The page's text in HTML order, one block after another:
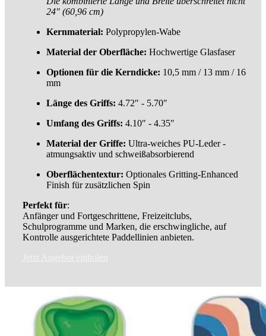
24″ (60,96 cm)
Kernmaterial: Polypropylen-Wabe
Material der Oberfläche: Hochwertige Glasfaser
Optionen für die Kerndicke: 10,5 mm / 13 mm / 16
mm
Länge des Griffs: 4.72″ - 5.70″
Umfang des Griffs: 4.10″ - 4.35″
Material der Griffe: Ultra-weiches PU-Leder -
atmungsaktiv und schweißabsorbierend
Oberflächentextur: Optionales Gritting-Enhanced
Finish für zusätzlichen Spin
Perfekt für:
Anfänger und Fortgeschrittene, Freizeitclubs,
Schulprogramme und Marken, die erschwingliche, auf
Kontrolle ausgerichtete Paddellinien anbieten.